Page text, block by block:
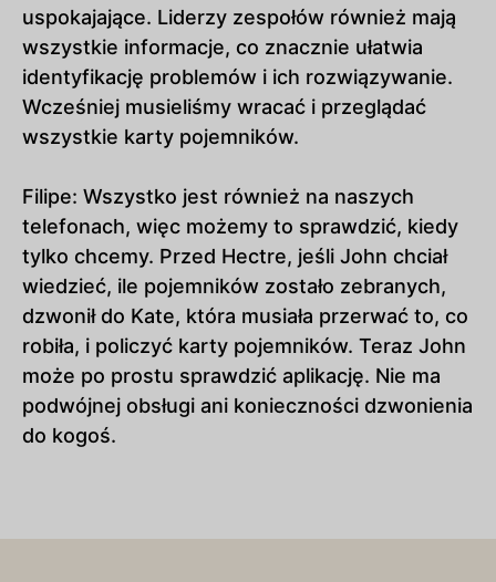
uspokajające. Liderzy zespołów również mają
wszystkie informacje, co znacznie ułatwia
identyfikację problemów i ich rozwiązywanie.
Wcześniej musieliśmy wracać i przeglądać
wszystkie karty pojemników.
Filipe: Wszystko jest również na naszych
telefonach, więc możemy to sprawdzić, kiedy
tylko chcemy. Przed Hectre, jeśli John chciał
wiedzieć, ile pojemników zostało zebranych,
dzwonił do Kate, która musiała przerwać to, co
robiła, i policzyć karty pojemników. Teraz John
może po prostu sprawdzić aplikację. Nie ma
podwójnej obsługi ani konieczności dzwonienia
do kogoś.